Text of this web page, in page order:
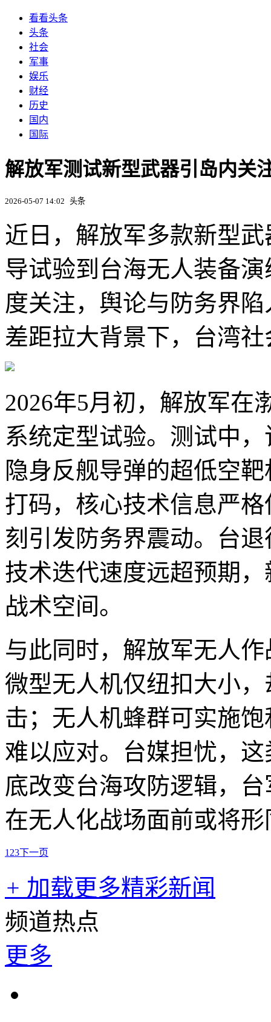
看看头条
头条
社会
军事
娱乐
财经
历史
国内
国际
解放军测试新型武器引岛内关
2026-05-07 14:02 头条
近日，解放军多款新型
导试验到台海无人装备
度关注，舆论与防务界
差距拉大背景下，台湾
2026年5月初，解放军在
系统定型试验。测试中
隐身反舰导弹的超低空
打码，核心技术信息严
刻引发防务界震动。台
技术迭代速度远超预期
战术空间。
与此同时，解放军无人
微型无人机仅纽扣大小
击；无人机蜂群可实施
难以应对。台媒担忧，
底改变台海攻防逻辑，
在无人化战场面前或将
1 23下一页
+ 加载更多精彩新闻
频道热点
更多